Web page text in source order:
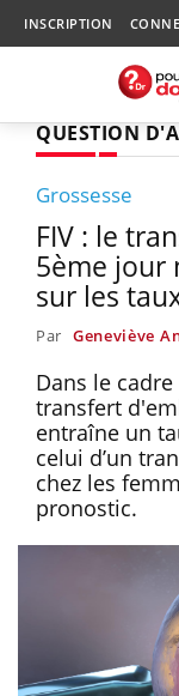
INSCRIPTION
QUESTION
Grossesse
FIV : le
5ème jour
sur les
Par Geneviève
Dans le
transfert
entraîne un
celui d’un
chez les
pronostic.